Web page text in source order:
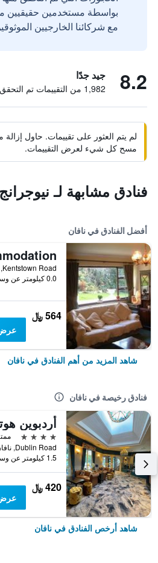
مع شركائنا الخارجيين
8.2 جيد جدًا
1,982 من التقييمات تم التحقق منها
لم يتم العثور على تقييمات. حاول
مسح كل شيء لعرض التقييمات.
فنادق مشابهة لـ
أفضل الفنادق في نافان
0.0 كيلومتر عن وسط المدينة
564 ﷼
شاهد المزيد من أهم الفنادق في نافان
فنادق رخيصة في نافان
أردبوين
4 نجوم
ممتاز
Dublin Road, نافان, أيرلندا
1.5 كيلومتر عن وسط المدينة
420 ﷼
شاهد أرخص الفنادق في نافان